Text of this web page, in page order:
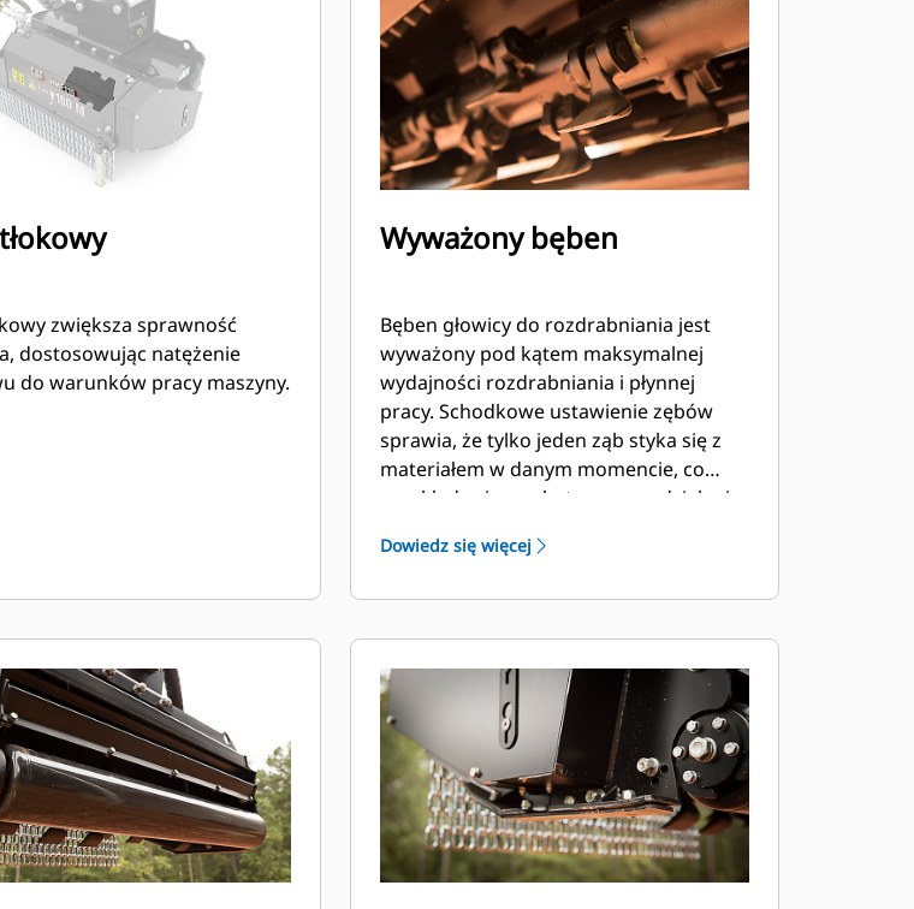
zwiększa sprawność
dostosowując natężenie
do warunków pracy maszyny.
Wyważony bęben
Bęben głowicy do rozdrabniania jest
wyważony pod kątem maksymalnej
wydajności rozdrabniania i płynnej
pracy. Schodkowe ustawienie zębów
sprawia, że tylko jeden ząb styka się z
materiałem w danym momencie, co
przekłada się na skuteczne rozdzielanie.
Dowiedz się więcej